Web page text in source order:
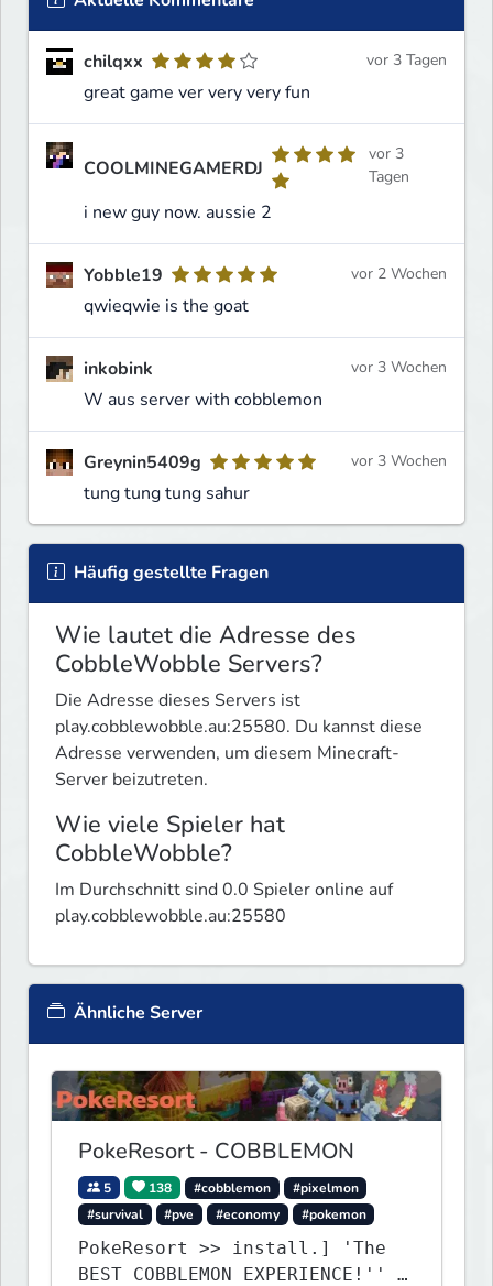
chilqxx
great game ver very very fun
vor 3 Tagen
COOLMINEGAMERDJ
i new guy now. aussie 2
vor 3
Tagen
Yobble19
qwieqwie is the goat
vor 2 Wochen
inkobink
W aus server with cobblemon
vor 3 Wochen
Greynin5409g
tung tung tung sahur
vor 3 Wochen
Häufig gestellte Fragen
Wie lautet die Adresse des
CobbleWobble Servers?
Die Adresse dieses Servers ist
play.cobblewobble.au:25580. Du kannst diese
Adresse verwenden, um diesem Minecraft-
Server beizutreten.
Wie viele Spieler hat
CobbleWobble?
Im Durchschnitt sind 0.0 Spieler online auf
play.cobblewobble.au:25580
Ähnliche Server
PokeResort - COBBLEMON
5 138 #cobblemon
#pixelmon
#survival
#pve #economy #pokemon
PokeResort >> install.] 'The
BEST COBBLEMON EXPERIENCE!'' -